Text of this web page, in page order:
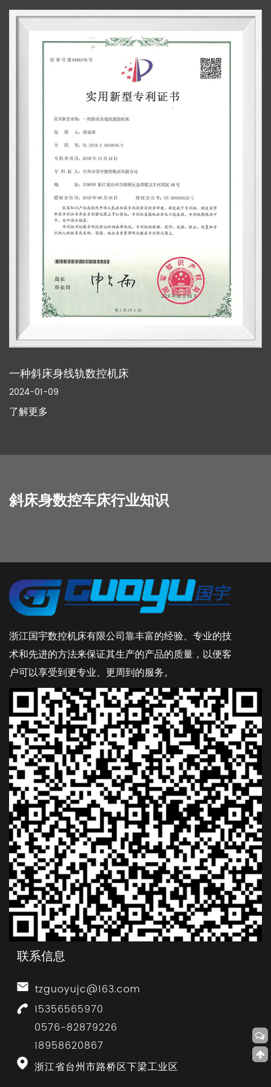
一种斜床身线轨数控机床
2024-01-09
了解更多
斜床身数控车床行业知识
浙江国宇数控机床有限公司靠丰富的经验、专业的技
术和先进的方法来保证其生产的产品的质量，以便客
户可以享受到更专业、更周到的服务。
联系信息
tzguoyujc@163.com
15356565970
0576-82879226
18958620867
浙江省台州市路桥区下梁工业区